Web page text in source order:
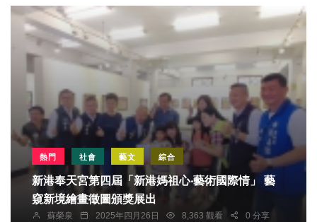
熱門 社會 藝文 綜合
新港奉天宮第四屆「新港媽祖心‧藝術國際情」 藝
窺新境繪畫徵圖頒獎展出
蘇榮泉 2025年四月26日 8,363 觀看 0 分享